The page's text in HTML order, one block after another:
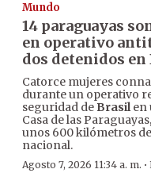
Mundo
14 paraguayas
en operativo
dos detenidos
Catorce mujeres
durante un operativo
seguridad de Brasilen
Casa de las
unos 600 kilómetros
nacional.
Agosto 7, 2026 11:34 a. m. ·